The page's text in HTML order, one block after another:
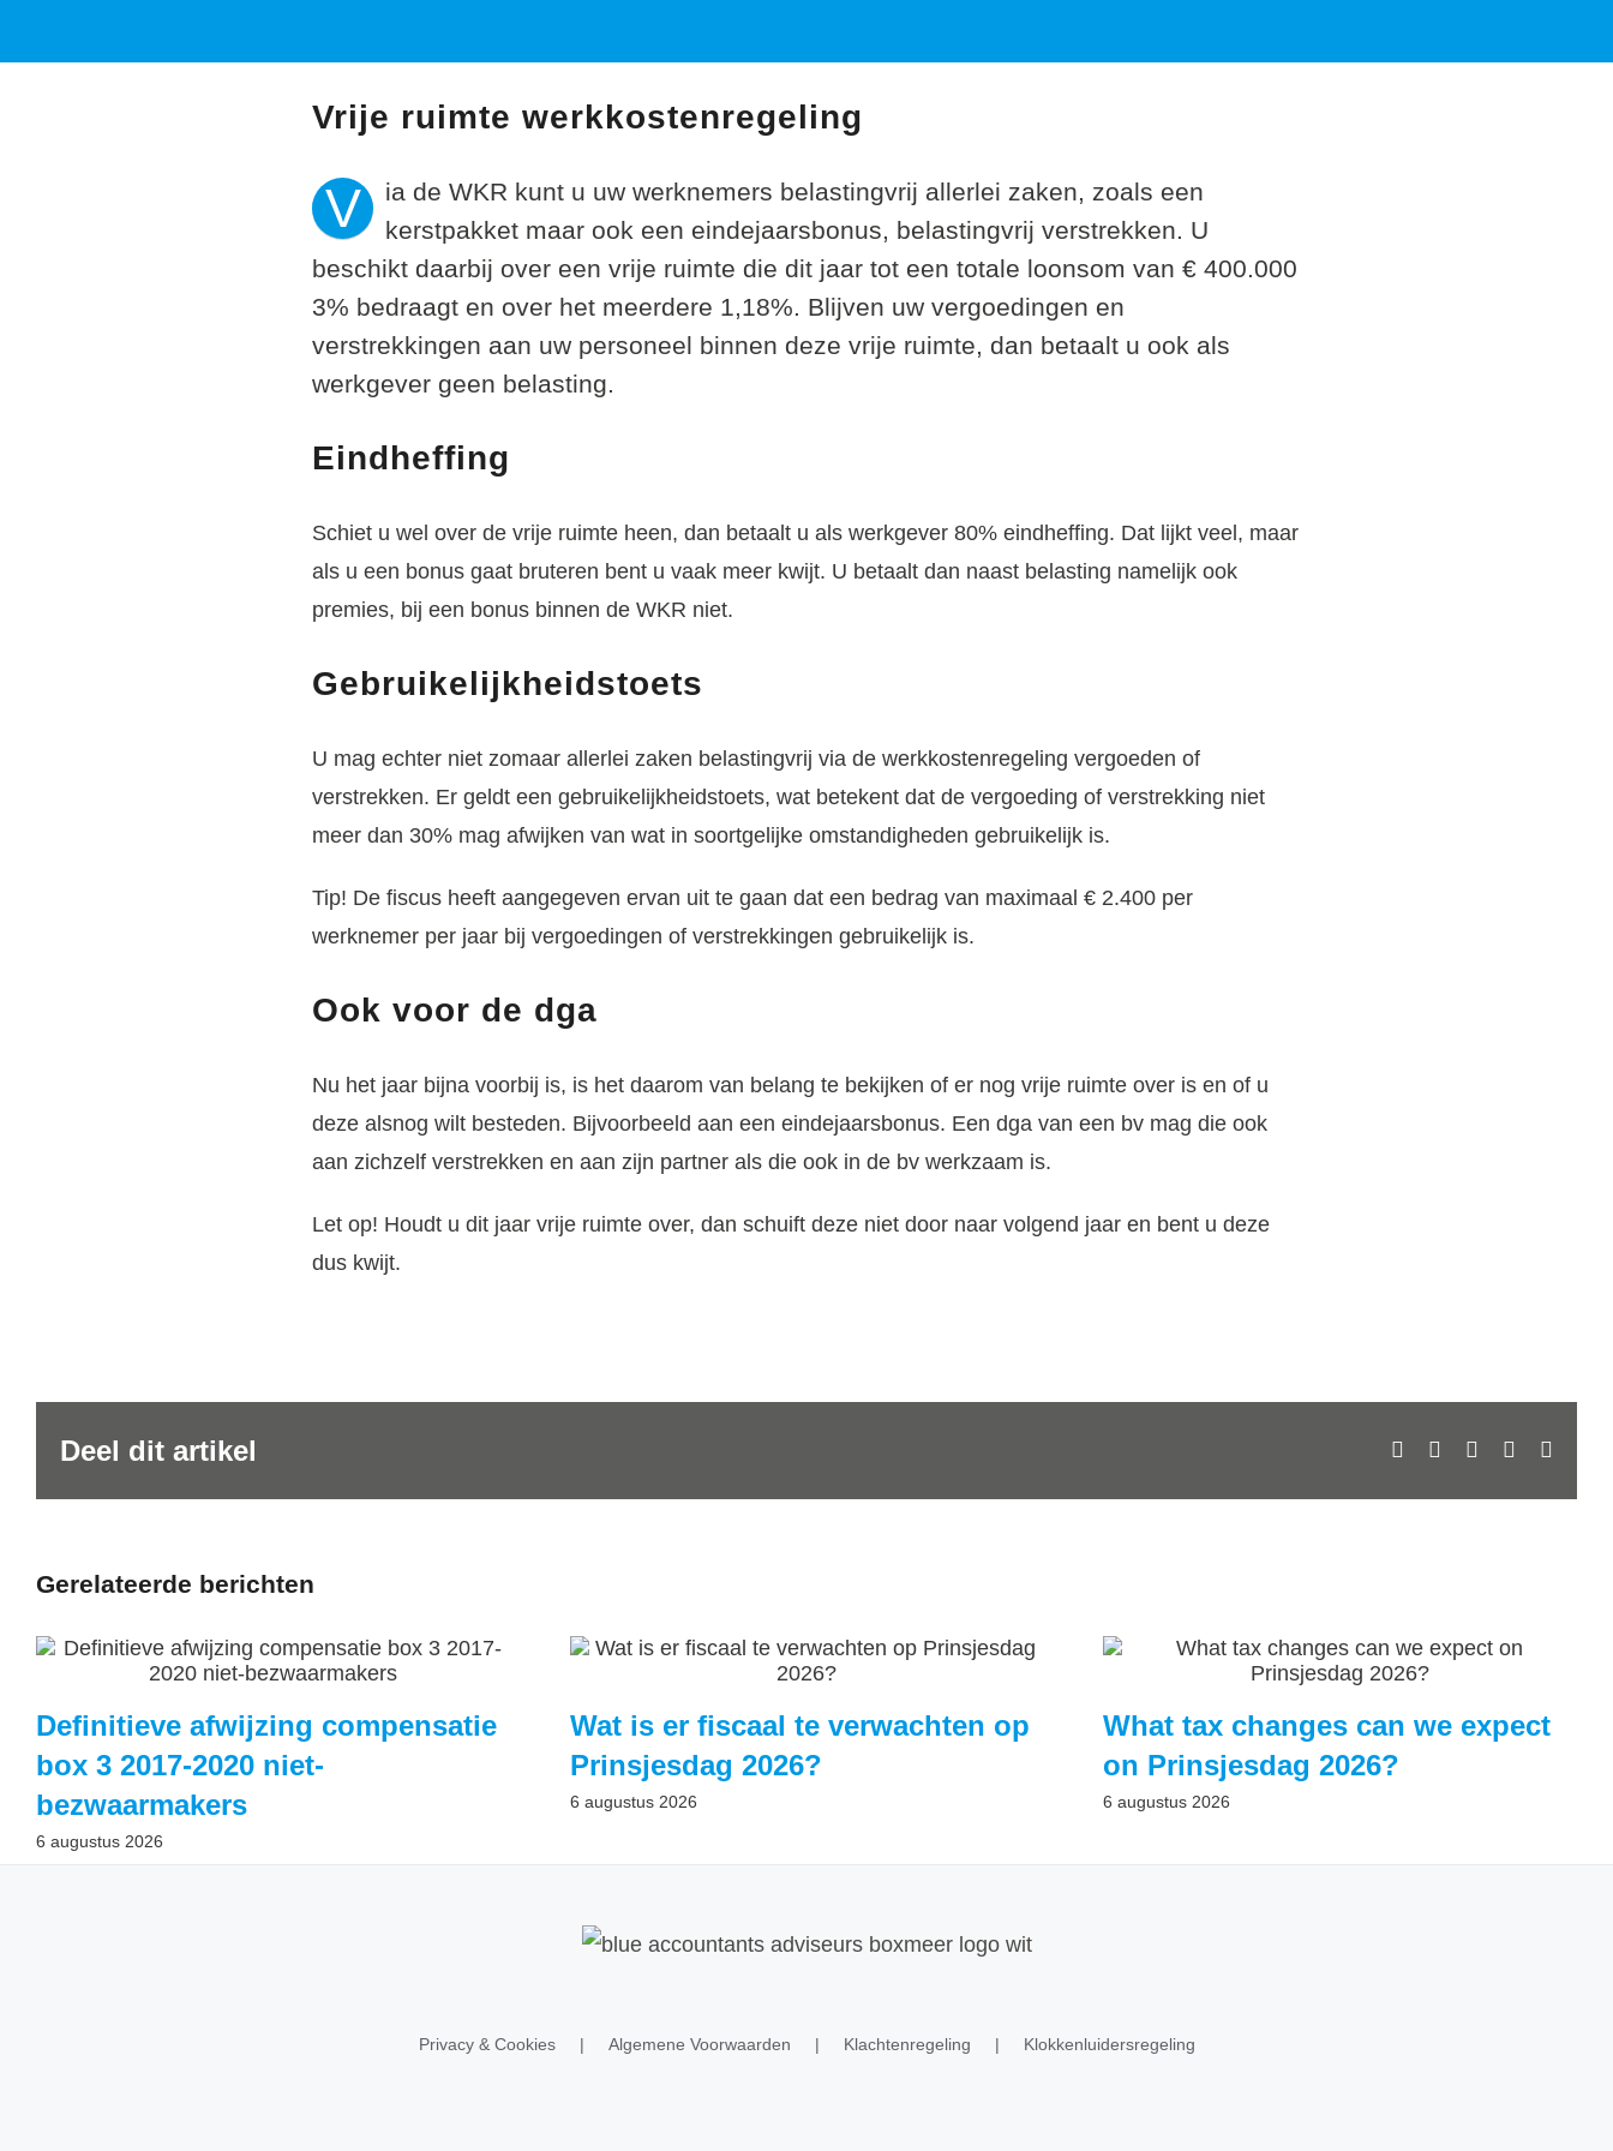
Vrije ruimte werkkostenregeling
V
ia de WKR kunt u uw werknemers belastingvrij allerlei zaken, zoals een
kerstpakket maar ook een eindejaarsbonus, belastingvrij verstrekken. U
beschikt daarbij over een vrije ruimte die dit jaar tot een totale loonsom van € 400.000
3% bedraagt en over het meerdere 1,18%. Blijven uw vergoedingen en
verstrekkingen aan uw personeel binnen deze vrije ruimte, dan betaalt u ook als
werkgever geen belasting.
Eindheffing
Schiet u wel over de vrije ruimte heen, dan betaalt u als werkgever 80% eindheffing. Dat lijkt veel, maar
als u een bonus gaat bruteren bent u vaak meer kwijt. U betaalt dan naast belasting namelijk ook
premies, bij een bonus binnen de WKR niet.
Gebruikelijkheidstoets
U mag echter niet zomaar allerlei zaken belastingvrij via de werkkostenregeling vergoeden of
verstrekken. Er geldt een gebruikelijkheidstoets, wat betekent dat de vergoeding of verstrekking niet
meer dan 30% mag afwijken van wat in soortgelijke omstandigheden gebruikelijk is.
Tip! De fiscus heeft aangegeven ervan uit te gaan dat een bedrag van maximaal € 2.400 per
werknemer per jaar bij vergoedingen of verstrekkingen gebruikelijk is.
Ook voor de dga
Nu het jaar bijna voorbij is, is het daarom van belang te bekijken of er nog vrije ruimte over is en of u
deze alsnog wilt besteden. Bijvoorbeeld aan een eindejaarsbonus. Een dga van een bv mag die ook
aan zichzelf verstrekken en aan zijn partner als die ook in de bv werkzaam is.
Let op! Houdt u dit jaar vrije ruimte over, dan schuift deze niet door naar volgend jaar en bent u deze
dus kwijt.
Deel dit artikel Facebook LinkedInWhatsApp
Gerelateerde berichten
Definitieve afwijzing compensatie
box 3 2017-2020 niet-
bezwaarmakers
6 augustus 2026
Wat is er fiscaal te verwachten op
Prinsjesdag 2026?
6 augustus 2026
What tax changes can we expect
on Prinsjesdag 2026?
6 augustus 2026
Privacy & Cookies Algemene Voorwaarden Klachtenregeling Klokkenluidersregeling